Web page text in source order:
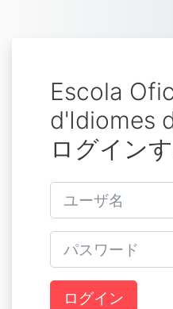
Escola
d'Idiomes
ログイン
ユーザ名
パスワード
ログイン